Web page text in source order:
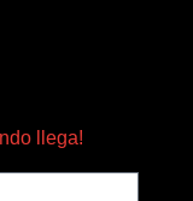
llega!